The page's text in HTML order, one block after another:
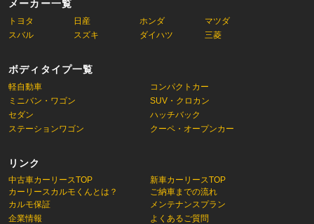
メーカー一覧
トヨタ 日産 ホンダ
マツダ
スバル
スズキ ダイハツ 三菱
ボディタイプ一覧
軽自動車
コンパクトカー
ミニバン・ワゴン
SUV・クロカン
セダン
ハッチバック
ステーションワゴン
クーペ・オープンカー
リンク
中古車カーリースTOP
カーリースカルモくんとは？
新車カーリースTOP
ご納車までの流れ
カルモ保証
企業情報
メンテナンスプラン
よくあるご質問